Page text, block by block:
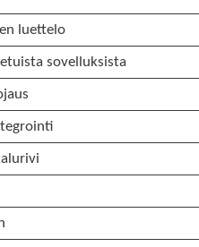
luettelo
sovelluksista